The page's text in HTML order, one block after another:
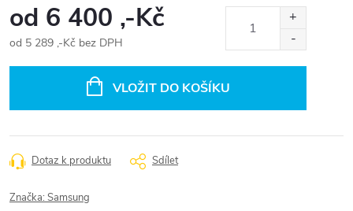
od 6 400 ,-Kč
od 5 289 ,-Kč bez DPH
VLOŽIT DO KOŠÍKU
Dotaz k produktu Sdílet
Značka: Samsung